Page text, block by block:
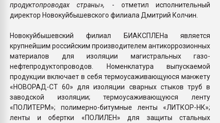
продуктопроводах страны», - отметил исполнительный
директор Новокуйбышевского филиала Дмитрий Колчин.
Новокуйбышевский филиал БИАКСПЛЕНа является
крупнейшим российским производителем антикоррозионных
материалов для изоляции магистральных газо-
нефтепродуктопроводов. Номенклатура выпускаемой
продукции включает в себя термоусаживающуюся манжету
«НОВОРАД-СТ 60» для изоляции сварных стыков труб в
заводской изоляции; термоусаживающуюся ленту
«ПОЛИТЕРМ»; полимерно-битумные ленты «ЛИТКОР-НК»;
ленты и обертки «ПОЛИЛЕН» для защиты стальных